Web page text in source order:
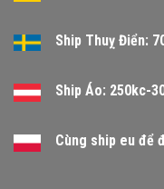
Ship Thuỵ Điển:
Ship Áo: 250kc-
Cùng ship eu để